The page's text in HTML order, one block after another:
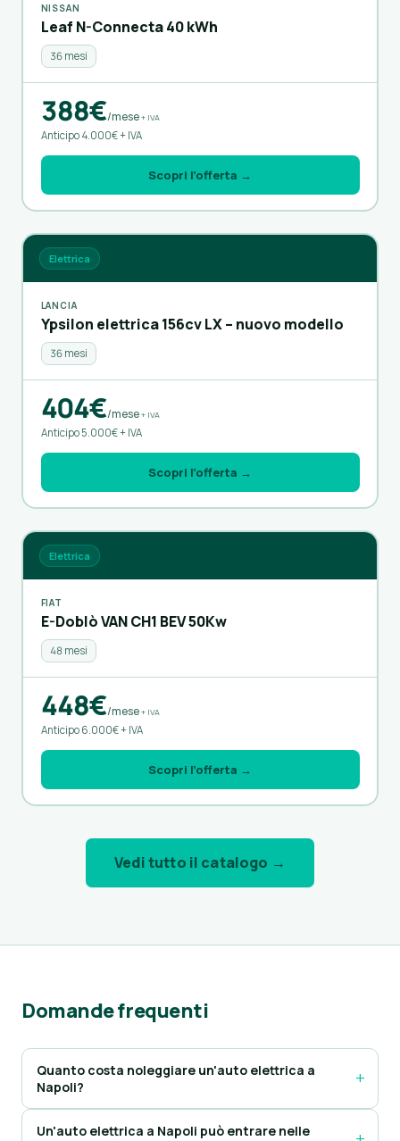
NISSAN
Leaf N-Connecta 40 kWh
36 mesi
388€/mese+ IVA
Anticipo 4.000€ + IVA
Scopri l’offerta →
Elettrica
LANCIA
Ypsilon elettrica 156cv LX – nuovo modello
36 mesi
404€/mese+ IVA
Anticipo 5.000€ + IVA
Scopri l’offerta →
Elettrica
FIAT
E-Doblò VAN CH1 BEV 50Kw
48 mesi
448€/mese+ IVA
Anticipo 6.000€ + IVA
Scopri l’offerta →
Vedi tutto il catalogo →
Domande frequenti
Quanto costa noleggiare un'auto elettrica a
Napoli?
Un'auto elettrica a Napoli può entrare nelle